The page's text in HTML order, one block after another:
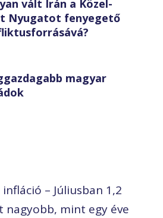
vált Irán a Közel-
Nyugatot fenyegető
magyar
– Júliusban 1,2
nagyobb, mint egy éve